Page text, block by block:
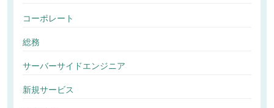
コーポレート
総務
サーバーサイドエンジニア
新規サービス